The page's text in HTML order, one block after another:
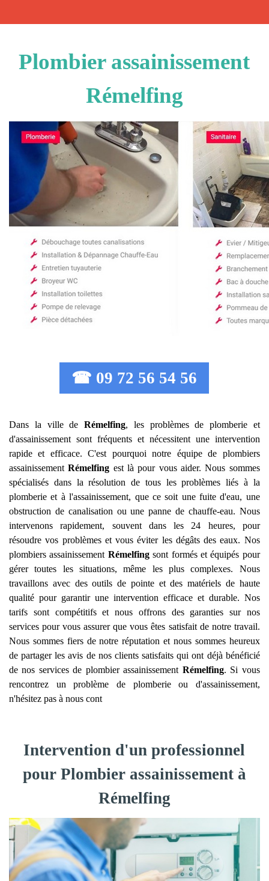
Plombier assainissement
Rémelfing
☎ 09 72 56 54 56
Dans la ville de Rémelfing, les problèmes de plomberie et
d'assainissement sont fréquents et nécessitent une intervention
rapide et efficace. C'est pourquoi notre équipe de plombiers
assainissementRémelfing est là pour vous aider. Nous sommes
spécialisés dans la résolution de tous les problèmes liés à la
plomberie et à l'assainissement, que ce soit une fuite d'eau, une
obstruction de canalisation ou une panne de chauffe-eau. Nous
intervenons rapidement, souvent dans les 24 heures, pour
résoudre vos problèmes et vous éviter les dégâts des eaux. Nos
plombiers assainissement Rémelfingsont formés et équipés pour
gérer toutes les situations, même les plus complexes. Nous
travaillons avec des outils de pointe et des matériels de haute
qualité pour garantir une intervention efficace et durable. Nos
tarifs sont compétitifs et nous offrons des garanties sur nos
services pour vous assurer que vous êtes satisfait de notre travail.
Nous sommes fiers de notre réputation et nous sommes heureux
de partager les avis de nos clients satisfaits qui ont déjà bénéficié
de nos services de plombier assainissement Rémelfing. Si vous
rencontrez un problème de plomberie ou d'assainissement,
n'hésitez pas à nous cont
Intervention d'un professionnel
pour Plombier assainissement à
Rémelfing